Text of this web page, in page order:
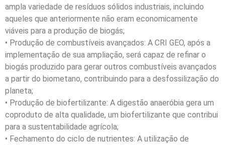
ampla variedade de resíduos sólidos industriais, incluindo
aqueles que anteriormente não eram economicamente
viáveis para a produção de biogás;
• Produção de combustíveis avançados: A CRI GEO, após a
implementação de sua ampliação, será capaz de refinar o
biogás produzido para gerar outros combustíveis avançados
a partir do biometano, contribuindo para a desfossilização do
planeta;
• Produção de biofertilizante: A digestão anaeróbia gera um
coproduto de alta qualidade, um biofertilizante que contribui
para a sustentabilidade agrícola;
• Fechamento do ciclo de nutrientes: A utilização de